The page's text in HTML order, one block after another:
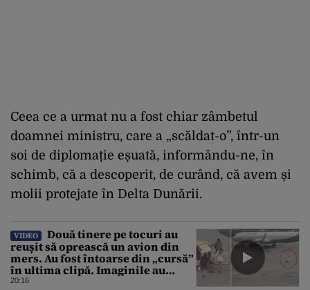
Ceea ce a urmat nu a fost chiar zâmbetul
doamnei ministru, care a „scăldat-o”, într-un
soi de diplomație eșuată, informându-ne, în
schimb, că a descoperit, de curând, că avem și
molii protejate în Delta Dunării.
VIDEO
Două tinere pe tocuri au
reușit să oprească un avion din
mers. Au fost întoarse din „cursă”
în ultima clipă. Imaginile au
devenit virale
20:16